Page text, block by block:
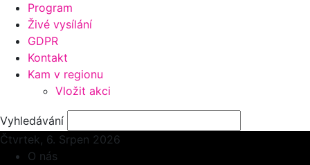
Program
Živé vysílání
GDPR
Kontakt
Kam v regionu
Vložit akci
Vyhledávání
Čtvrtek, 6. Srpen 2026
O nás